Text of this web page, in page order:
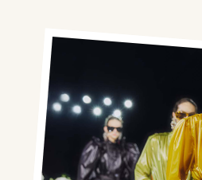
Facebook
Instagram
Youtube
TikTok
X(Twitter)